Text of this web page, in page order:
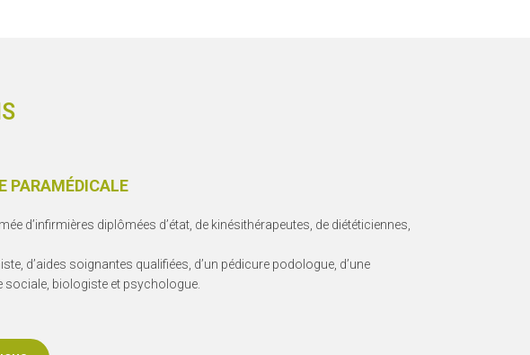
PARAMÉDICALE
d’infirmières diplômées d’état, de kinésithérapeutes, de diététiciennes,
d’aides soignantes qualifiées, d’un pédicure podologue, d’une
sociale, biologiste et psychologue.